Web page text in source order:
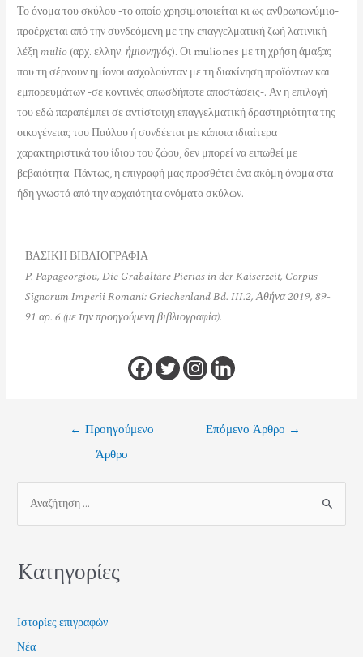
Το όνομα του σκύλου -το οποίο χρησιμοποιείται κι ως ανθρωπωνύμιο-
προέρχεται από την συνδεόμενη με την επαγγελματική ζωή λατινική
λέξηmulio (αρχ. ελλην.ἡμιονηγός). Οι muliones με τη χρήση άμαξας
που τη σέρνουν ημίονοι ασχολούνταν με τη διακίνηση προϊόντων και
εμπορευμάτων -σε κοντινές οπωσδήποτε αποστάσεις-. Αν η επιλογή
του εδώ παραπέμπει σε αντίστοιχη επαγγελματική δραστηριότητα της
οικογένειας του Παύλου ή συνδέεται με κάποια ιδιαίτερα
χαρακτηριστικά του ίδιου του ζώου, δεν μπορεί να ειπωθεί με
βεβαιότητα. Πάντως, η επιγραφή μας προσθέτει ένα ακόμη όνομα στα
ήδη γνωστά από την αρχαιότητα ονόματα σκύλων.
ΒΑΣΙΚΗ ΒΙΒΛΙΟΓΡΑΦΙΑ
P. Papageorgiou, Die Grabaltäre Pierias in der Kaiserzeit, Corpus
Signorum Imperii Romani: Griechenland Bd. III.2, Αθήνα 2019, 89-
91 αρ. 6 (με την προηγούμενη βιβλιογραφία).
← Προηγούμενο
Άρθρο
Επόμενο Άρθρο →
Kατηγορίες
Ιστορίες επιγραφών
Νέα